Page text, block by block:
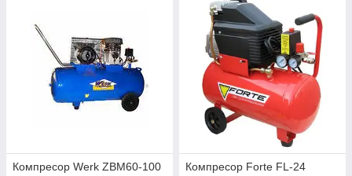
Компресор Werk ZBM60-100
Компресор Forte FL-24